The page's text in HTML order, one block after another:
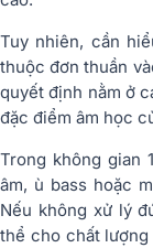
Tuy nhiên, cần
thuộc đơn thuần
quyết định nằm ở
đặc điểm âm học
Trong không gian
âm, ù bass hoặc
Nếu không xử lý
thể cho chất